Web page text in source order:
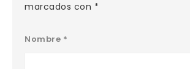
marcados con *
Nombre *